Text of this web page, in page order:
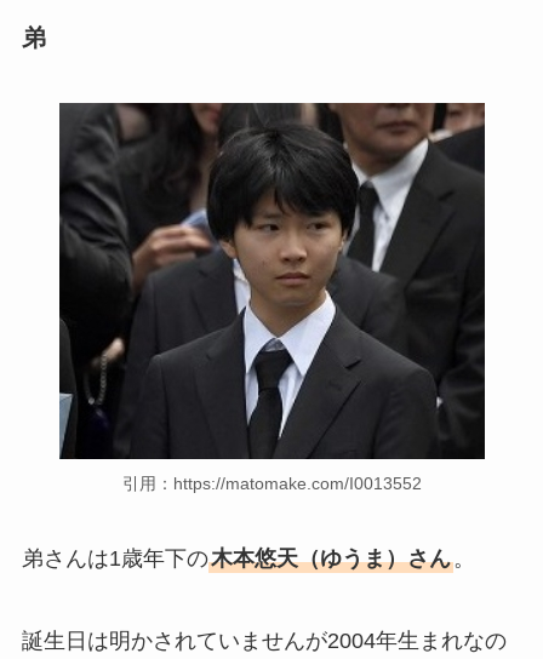
弟
引用：https://matomake.com/I0013552
弟さんは1歳年下の木本悠天（ゆうま）さん。
誕生日は明かされていませんが2004年生まれなの